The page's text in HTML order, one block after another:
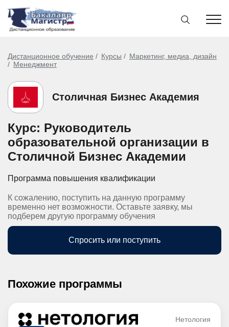
Дистанционное обучение Курсы
Маркетинг, медиа, дизайн
Менеджмент
Столичная Бизнес Академия
Курс: Руководитель
образовательной организации в
Столичной Бизнес Академии
Программа повышения квалификации
К сожалению, поступить на данную программу
временно нет возможности. Оставьте заявку, мы
подберем другую программу обучения
Спросить или поступить
Похожие программы
Нетология